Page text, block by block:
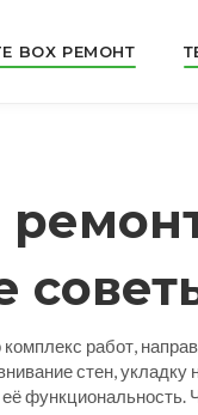
BOX РЕМОНТ
комплекс работ,
стен, укладку